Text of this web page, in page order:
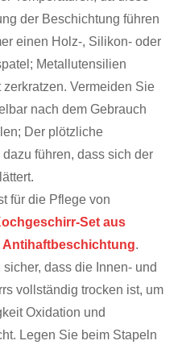
der Beschichtung führen
einen Holz-, Silikon- oder
Metallutensilien
Vermeiden Sie
nach dem Gebrauch
Der plötzliche
führen, dass sich der
für die Pflege von
Set aus
Antihaftbeschichtung.
dass die Innen- und
vollständig trocken ist, um
Oxidation und
Legen Sie beim Stapeln